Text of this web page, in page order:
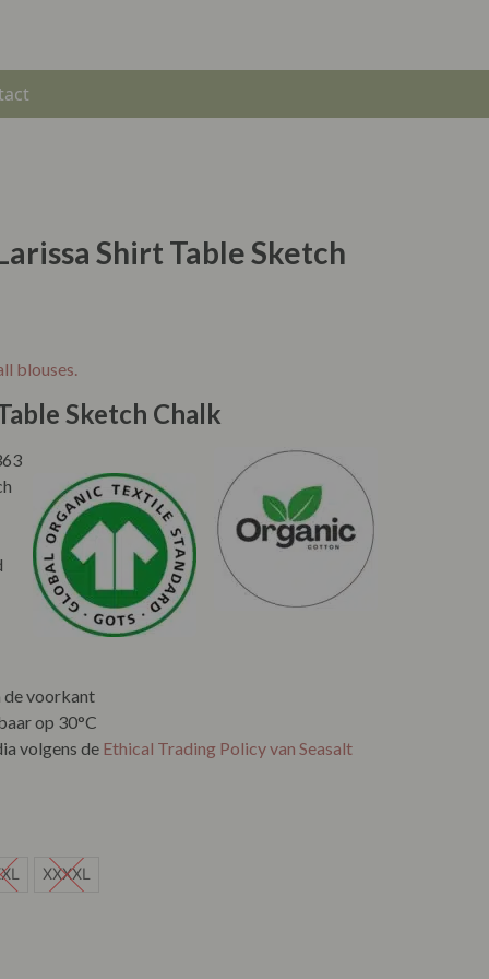
Shirt Table Sketch
blouses.
Sketch Chalk
de voorkant
op 30°C
volgens de Ethical Trading Policy van Seasalt
XXXXL